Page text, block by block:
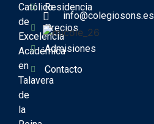
Católico
de
Excelencia
Académica
en
Talavera
de
la
Residencia
Precios
Admisiones
Contacto
info@colegiosons.es